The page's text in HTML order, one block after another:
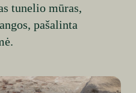
tunelio mūras,
pašalinta